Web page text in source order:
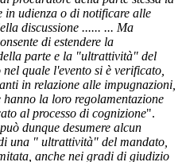
in udienza o di notificare alle
discussione ...... ... Ma
di estendere la
parte e la "ultrattività" del
quale l'evento si è verificato,
in relazione alle impugnazioni,
la loro regolamentazione
al processo di cognizione".
dunque desumere alcun
una " ultrattività" del mandato,
anche nei gradi di giudizio